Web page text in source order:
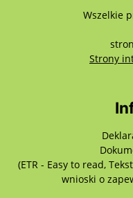
Wszelkie
Strony
(ETR - Easy to read,
wnioski o